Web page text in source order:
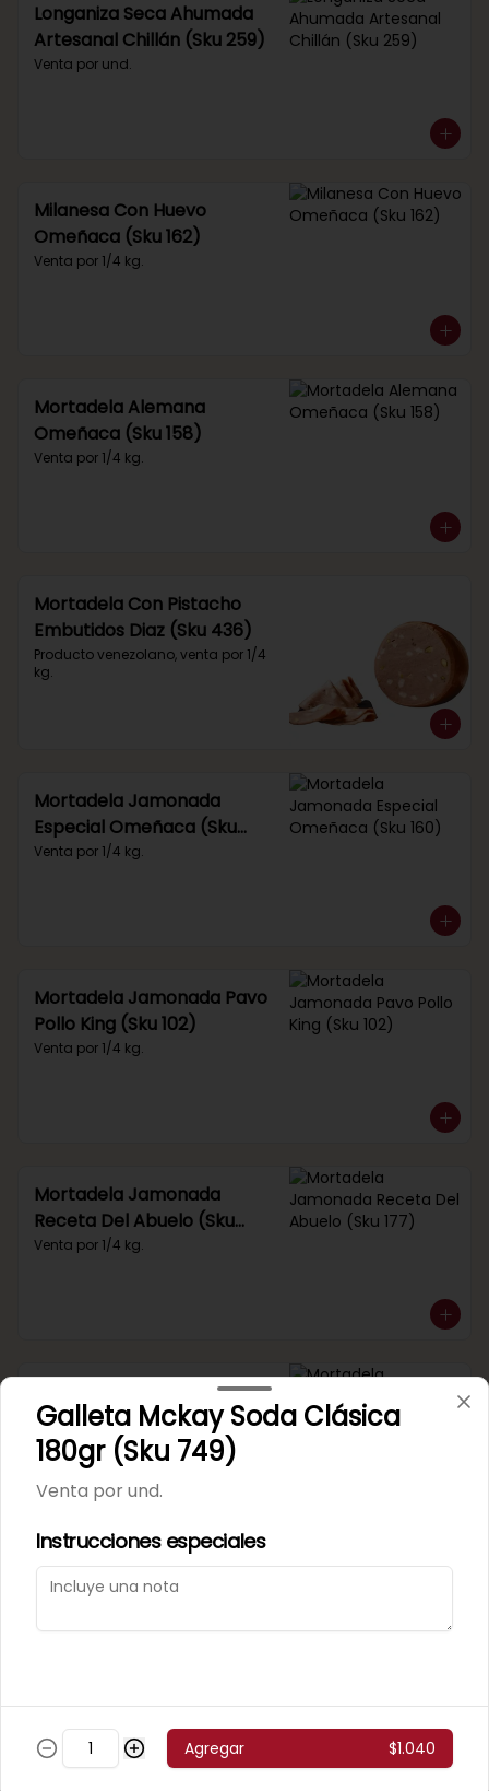
Longaniza Seca Ahumada
Artesanal Chillán (Sku 259)
Venta por und.
Milanesa Con Huevo
Omeñaca (Sku 162)
Venta por 1/4 kg.
Mortadela Alemana
Omeñaca (Sku 158)
Venta por 1/4 kg.
Mortadela Con Pistacho
Embutidos Diaz (Sku 436)
Producto venezolano, venta por 1/4
kg.
Mortadela Jamonada
Especial Omeñaca (Sku
160)
Venta por 1/4 kg.
Mortadela Jamonada Pavo
Pollo King (Sku 102)
Venta por 1/4 kg.
Mortadela Jamonada
Receta Del Abuelo (Sku
177)
Venta por 1/4 kg.
Mortadela Jamonada
Supercerdo (Sku 101)
Venta por 1/4 kg.
Mortadela Jamonada
Galleta Mckay Soda Clásica
180gr (Sku 749)
Venta por und.
Instrucciones especiales
Agregar $1.040